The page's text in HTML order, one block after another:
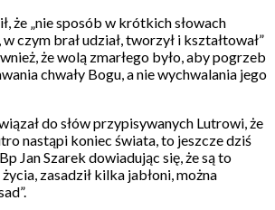
że „nie sposób w krótkich słowach
czym brał udział, tworzył i kształtował”
że wolą zmarłego było, aby pogrzeb
chwały Bogu, a nie wychwalania jego
do słów przypisywanych Lutrowi, że
nastąpi koniec świata, to jeszcze dziś
Jan Szarek dowiadując się, że są to
zasadził kilka jabłoni, można